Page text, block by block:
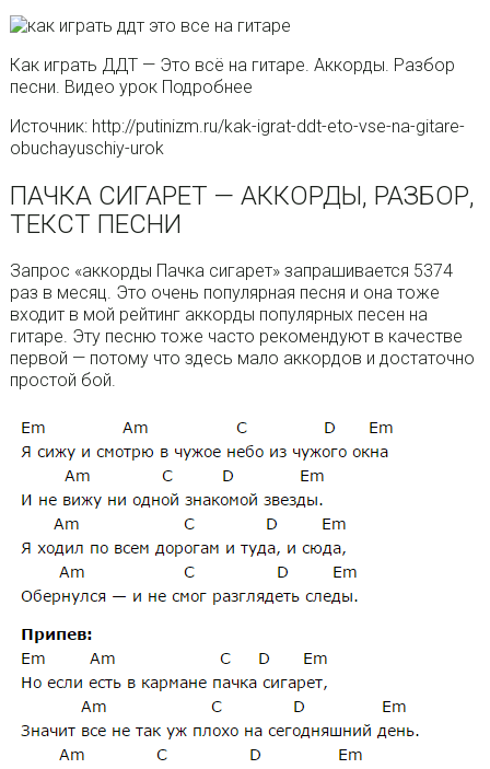
Как играть ДДТ — Это всё на гитаре. Аккорды. Разбор
песни. Видео урок Подробнее
Источник: http://putinizm.ru/kak-igrat-ddt-eto-vse-na-gitare-
obuchayuschiy-urok
ПАЧКА СИГАРЕТ — АККОРДЫ, РАЗБОР,
ТЕКСТ ПЕСНИ
Запрос «аккорды Пачка сигарет» запрашивается 5374
раз в месяц. Это очень популярная песня и она тоже
входит в мой рейтинг аккорды популярных песен на
гитаре. Эту песню тоже часто рекомендуют в качестве
первой — потому что здесь мало аккордов и достаточно
простой бой.